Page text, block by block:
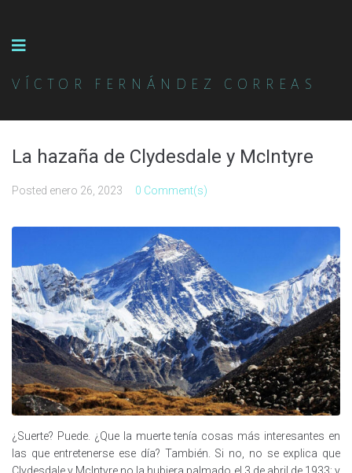
VÍCTOR FERNÁNDEZ CORREAS
La hazaña de Clydesdale y McIntyre
Posted enero 26, 2023 0 Comment(s)
¿Suerte? Puede. ¿Que la muerte tenía cosas más interesantes en
las que entretenerse ese día? También. Si no, no se explica que